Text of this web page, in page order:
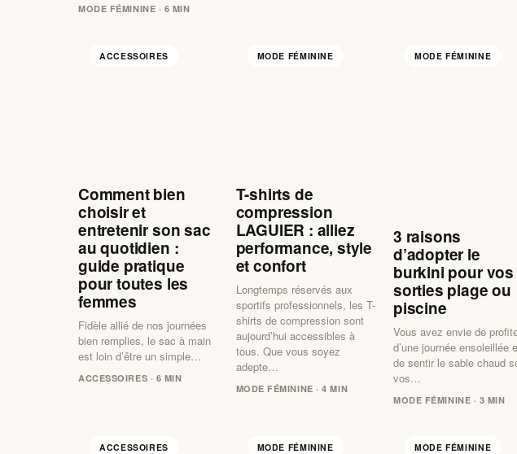
MODE FÉMININE · 6 MIN
ACCESSOIRES
Comment bien
choisir et
entretenir son sac
au quotidien :
guide pratique
pour toutes les
femmes
Fidèle allié de nos journées
bien remplies, le sac à main
est loin d’être un simple…
ACCESSOIRES · 6 MIN
MODE FÉMININE
T-shirts de
compression
LAGUIER : alliez
performance, style
et confort
Longtemps réservés aux
sportifs professionnels, les T-
shirts de compression sont
aujourd’hui accessibles à
tous. Que vous soyez
adepte…
MODE FÉMININE · 4 MIN
MODE FÉMININE
3 raisons
d’adopter le
burkini pour vos
sorties plage ou
piscine
Vous avez envie de
d’une journée ensoleillée
de sentir le sable chaud
vos…
MODE FÉMININE · 3 MIN
ACCESSOIRES MODE FÉMININE MODE FÉMININE